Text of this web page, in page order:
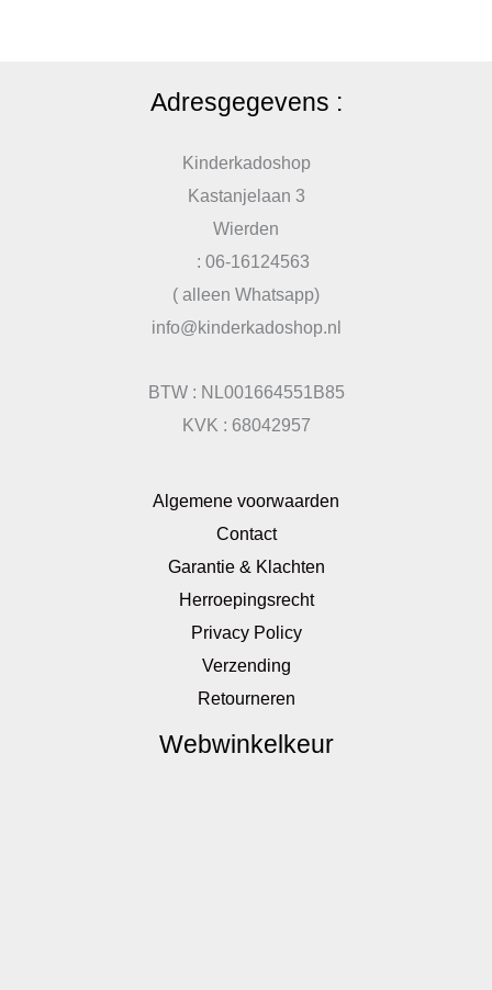
Adresgegevens :
Kinderkadoshop
Kastanjelaan 3
Wierden
: 06-16124563
( alleen Whatsapp)
info@kinderkadoshop.nl
BTW : NL001664551B85
KVK : 68042957
Algemene voorwaarden
Contact
Garantie & Klachten
Herroepingsrecht
Privacy Policy
Verzending
Retourneren
Webwinkelkeur